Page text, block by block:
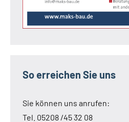
So erreichen Sie uns
Sie können uns anrufen:
Tel. 05208 /45 32 08